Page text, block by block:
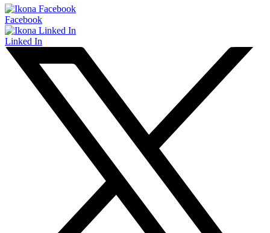
Facebook
Linked In